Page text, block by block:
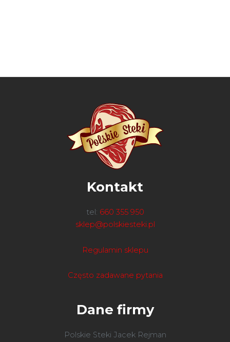
Kontakt
tel: 660 355 950
sklep@polskiesteki.pl
Regulamin sklepu
Często zadawane pytania
Dane firmy
Polskie Steki Jacek Rejman